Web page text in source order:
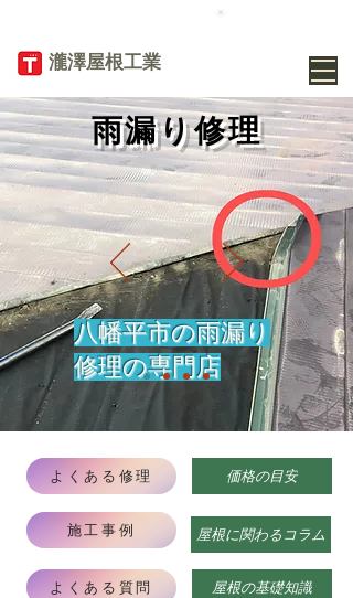
​瀧澤屋根工業
雨漏り修理
八幡平市の雨漏り
修理の専門店
よくある修理
施工事例
よくある質問
価格の目安
屋根に関わるコラム
屋根の基礎知識